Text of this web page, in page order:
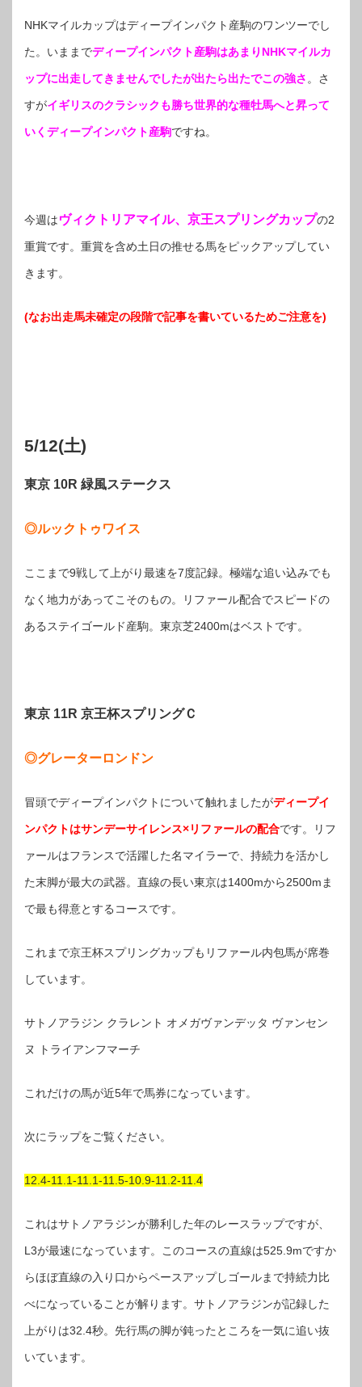
NHKマイルカップはディープインパクト産駒のワンツーでし
た。いままでディープインパクト産駒はあまりNHKマイルカ
ップに出走してきませんでしたが出たら出たでこの強さ 。さ
すがイギリスのクラシックも勝ち世界的な種牡馬へと昇って
いくディープインパクト産駒ですね。
今週はヴィクトリアマイル、京王スプリングカップの2
重賞です。重賞を含め土日の推せる馬をピックアップしてい
きます。
(なお出走馬未確定の段階で記事を書いているためご注意を)
5/12(土)
東京 10R 緑風ステークス
◎ルックトゥワイス
ここまで9戦して上がり最速を7度記録。極端な追い込みでも
なく地力があってこそのもの。リファール配合でスピードの
あるステイゴールド産駒。東京芝2400mはベストです。
東京 11R 京王杯スプリングＣ
◎グレーターロンドン
冒頭でディープインパクトについて触れましたがディープイ
ンパクトはサンデーサイレンス×リファールの配合です。リフ
ァールはフランスで活躍した名マイラーで、持続力を活かし
た末脚が最大の武器。直線の長い東京は1400mから2500mま
で最も得意とするコースです。
これまで京王杯スプリングカップもリファール内包馬が席巻
しています。
サトノアラジン クラレント オメガヴァンデッタ ヴァンセン
ヌ トライアンフマーチ
これだけの馬が近5年で馬券になっています。
次にラップをご覧ください。
12.4-11.1-11.1-11.5-10.9-11.2-11.4
これはサトノアラジンが勝利した年のレースラップですが、
L3が最速になっています。このコースの直線は525.9mですか
らほぼ直線の入り口からペースアップしゴールまで持続力比
べになっていることが解ります。サトノアラジンが記録した
上がりは32.4秒。先行馬の脚が鈍ったところを一気に追い抜
いています。